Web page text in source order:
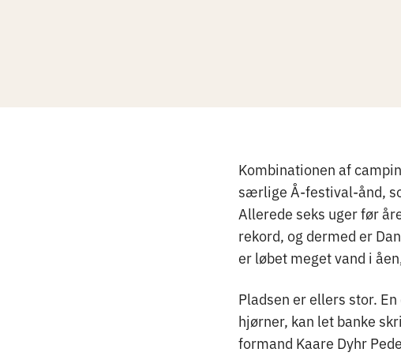
Kombinationen af
særlige Å-festival-ånd,
Allerede seks uger før
rekord, og dermed er
er løbet meget vand i
Pladsen er ellers stor.
hjørner, kan let banke
formand Kaare Dyhr